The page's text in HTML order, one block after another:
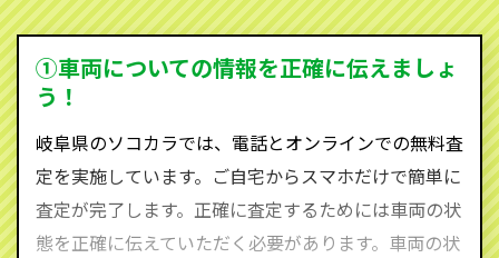
ため、中間マージンがかかりません。だから高価買取
を実現し、お客様に利益を還元することができるので
す。
590-870）までお問い合わせ下さい。
査定・ご相談・見積もりはすべて無料で行います。安
心してお問い合わせください。
①車両についての情報を正確に伝えましょ
う！
岐阜県のソコカラでは、電話とオンラインでの無料査
定を実施しています。ご自宅からスマホだけで簡単に
査定が完了します。正確に査定するためには車両の状
態を正確に伝えていただく必要があります。車両の状